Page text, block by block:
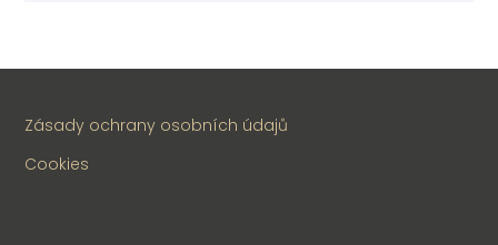
Zásady ochrany osobních údajů
Cookies